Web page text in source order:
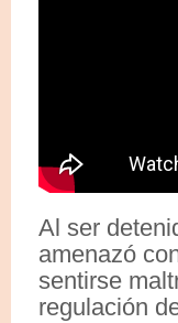
Al ser
amenazó
sentirse
regulación